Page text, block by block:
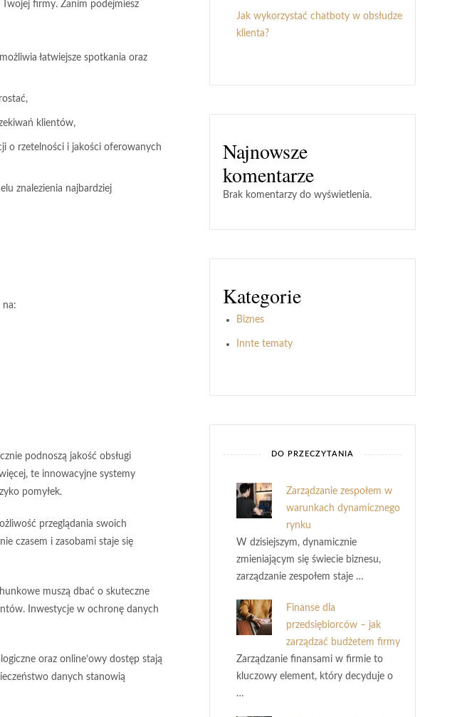
firmy. Zanim podejmiesz
łatwiejsze spotkania oraz
klientów,
o rzetelności i jakości oferowanych
znalezienia najbardziej
na:
podnoszą jakość obsługi
te innowacyjne systemy
pomyłek.
przeglądania swoich
czasem i zasobami staje się
muszą dbać o skuteczne
Inwestycje w ochronę danych
oraz online’owy dostęp stają
danych stanowią
Jak wykorzystać chatboty w obsłudze
klienta?
Najnowsze
komentarze
Brak komentarzy do wyświetlenia.
Kategorie
Biznes
Innte tematy
DO PRZECZYTANIA
Zarządzanie zespołem w
warunkach dynamicznego
rynku
W dzisiejszym, dynamicznie
zmieniającym się świecie biznesu,
zarządzanie zespołem staje …
Finanse dla
przedsiębiorców – jak
zarządzać budżetem firmy
Zarządzanie finansami w firmie to
kluczowy element, który decyduje o
…